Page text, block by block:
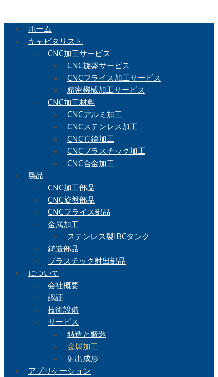
ホーム
キャピタリスト
CNC加工サービス
CNC旋盤サービス
CNCフライス加工サービス
精密機械加工サービス
CNC加工材料
CNCアルミ加工
CNCステンレス加工
CNC真鍮加工
CNCプラスチック加工
CNC合金加工
製品
CNC加工部品
CNC旋盤部品
CNCフライス部品
金属加工
ステンレス製IBCタンク
鋳造部品
プラスチック射出部品
について
会社概要
認証
技術設備
サービス
鋳造と鍛造
金属加工
射出成形
アプリケーション